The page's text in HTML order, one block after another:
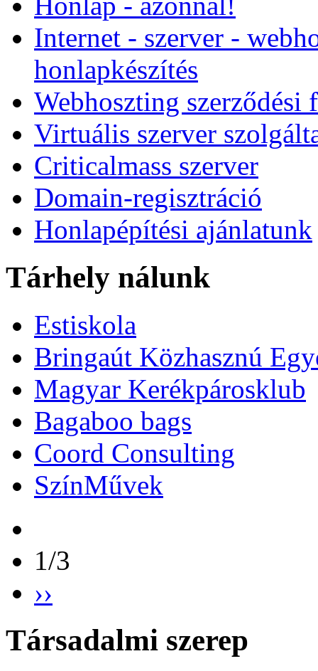
Internet - szerver -
honlapkészítés
Webhoszting szerződési
Virtuális szerver
Criticalmass szerver
Domain-regisztráció
Honlapépítési ajánlatunk
Tárhely nálunk
Estiskola
Bringaút Közhasznú
Magyar Kerékpárosklub
Bagaboo bags
Coord Consulting
SzínMűvek
1/3
››
Társadalmi szerep